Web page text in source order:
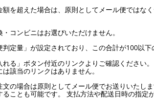
を超えた場合は、原則としてメール便ではな
コンビニはお選びいただけません。
定量」が設定されており、この合計が100以下
る」ボタン付近のリンクよりご確認ください。
該当のリンクはありません。
文の場合は原則としてメール便でお送りいたし
ことも可能です。 支払方法や配送日時の指定